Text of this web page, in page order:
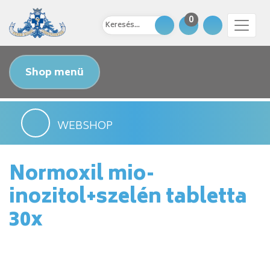
0
Shop menü
WEBSHOP
Normoxil mio-
inozitol+szelén tabletta
30x